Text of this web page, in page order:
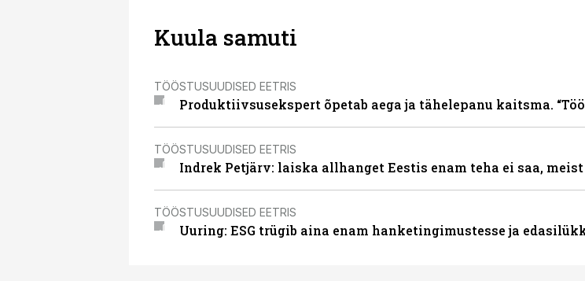
Kuula samuti
TÖÖSTUSUUDISED EETRIS
Produktiivsusekspert õpetab aega ja tähelepanu kaitsma.
TÖÖSTUSUUDISED EETRIS
Indrek Petjärv: laiska allhanget Eestis enam teha ei saa,
TÖÖSTUSUUDISED EETRIS
Uuring: ESG trügib aina enam hanketingimustesse ja